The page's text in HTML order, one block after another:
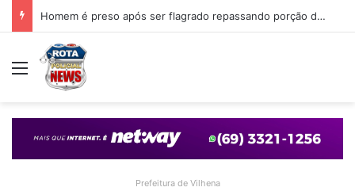
Homem é preso após ser flagrado repassando porção de maconha a garoto de 14 anos em praça de Vilhena
Menu
Prefeitura de Vilhena